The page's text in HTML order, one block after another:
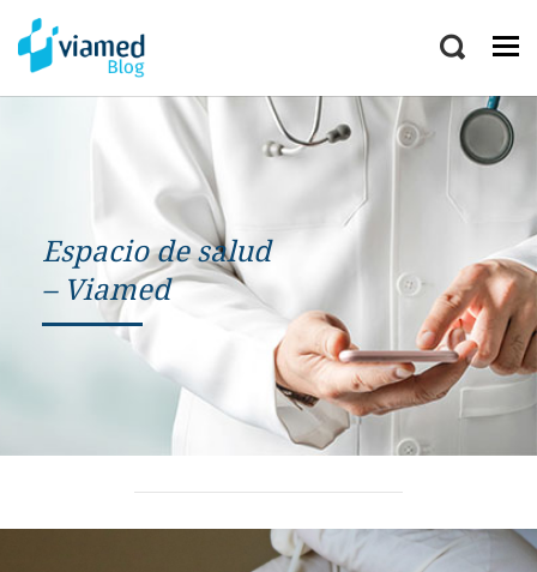
Espacio de salud
– Viamed